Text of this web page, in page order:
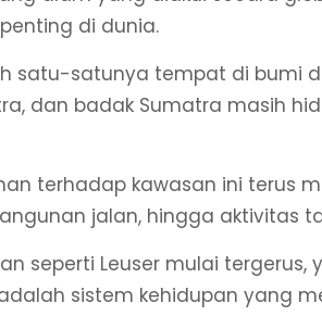
di dunia.
satu-satunya tempat di bumi
dan badak Sumatra masih
terhadap kawasan ini terus
jalan, hingga aktivitas
seperti Leuser mulai
sistem kehidupan yang